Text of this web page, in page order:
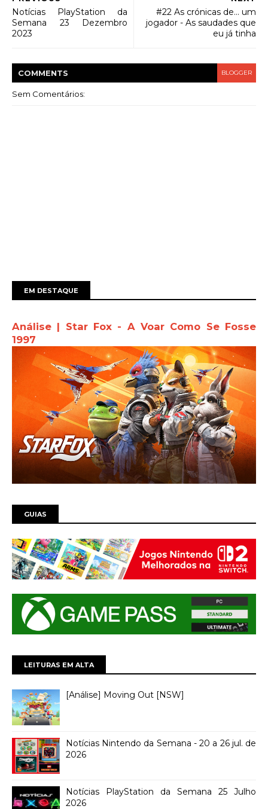
#22 As crónicas de... um
jogador - As saudades que
eu já tinha
Notícias PlayStation da
Semana 23 Dezembro
2023
COMMENTS BLOGGER
Sem Comentários:
EM DESTAQUE
Análise | Star Fox - A Voar Como Se Fosse
1997
GUIAS
LEITURAS EM ALTA
[Análise] Moving Out [NSW]
Notícias Nintendo da Semana - 20 a 26 jul. de
2026
Notícias PlayStation da Semana 25 Julho
2026